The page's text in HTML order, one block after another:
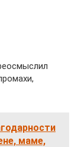
маме,